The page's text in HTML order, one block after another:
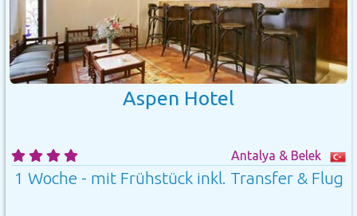
Aspen Hotel
Antalya & Belek
1 Woche - mit Frühstück inkl. Transfer & Flug